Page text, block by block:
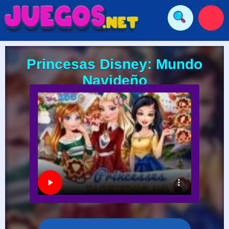
Princesas Disney: Mundo
Navideño